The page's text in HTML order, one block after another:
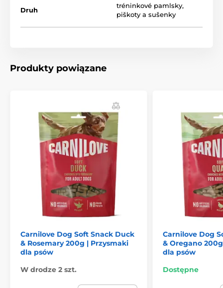
Środek pobudzający metabolizm:Czosnek
Druh
tréninkové pamlsky,
piškoty a sušenky
Produkty powiązane
Carnilove Dog Soft Snack Duck
& Rosemary 200g | Przysmaki
dla psów
W drodze 2 szt.
Carnilove Dog
& Oregano
dla psów
Dostępne